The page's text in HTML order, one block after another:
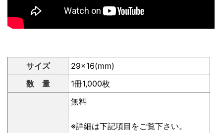
サイズ
29×16(mm)
数 量
1冊1,000枚
無料
※詳細は下記項目をご覧下さい。